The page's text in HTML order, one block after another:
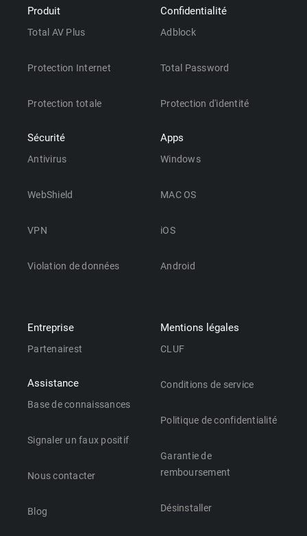
Produit
Total AV Plus
Protection Internet
Protection totale
Sécurité
Antivirus
WebShield
VPN
Violation de données
Confidentialité
Adblock
Total Password
Protection d'identité
Apps
Windows
MAC OS
iOS
Android
Entreprise
Partenairest
Assistance
Base de connaissances
Signaler un faux positif
Nous contacter
Blog
Mentions légales
CLUF
Conditions de service
Politique de confidentialité
Garantie de
remboursement
Désinstaller